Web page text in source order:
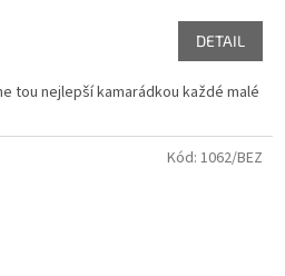
DETAIL
tou nejlepší kamarádkou každé malé
Kód: 1062/BEZ